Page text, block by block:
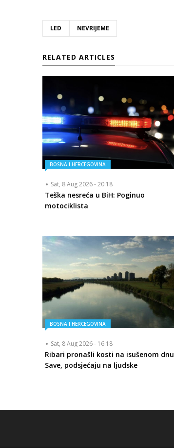
LED NEVRIJEME
RELATED ARTICLES
BOSNA I HERCEGOVINA
Sat, 8 Aug 2026 - 20:18
Teška nesreća u BiH: Poginuo
motociklista
BOSNA I HERCEGOVINA
Sat, 8 Aug 2026 - 16:18
Ribari pronašli kosti na isušenom dnu
Save, podsjećaju na ljudske